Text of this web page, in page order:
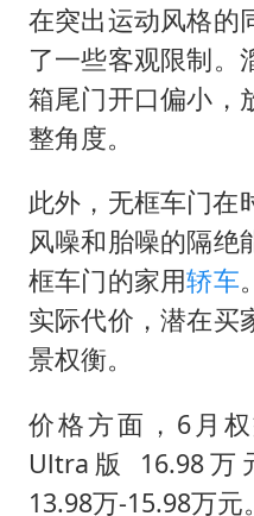
在突出运动风格的
了一些客观限制。
箱尾门开口偏小，
整角度。
此外，无框车门在
风噪和胎噪的隔绝
框车门的家用轿车
实际代价，潜在买
景权衡。
价格方面，6月
Ultra版 16.98万
13.98万-15.98万元。